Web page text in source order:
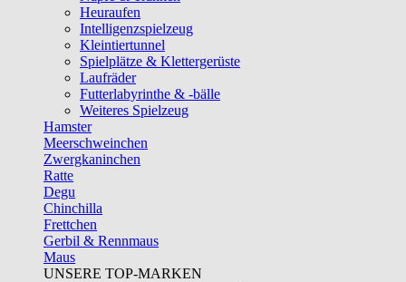
Heuraufen
Intelligenzspielzeug
Kleintiertunnel
Spielplätze & Klettergerüste
Laufräder
Futterlabyrinthe & -bälle
Weiteres Spielzeug
Hamster
Meerschweinchen
Zwergkaninchen
Ratte
Degu
Chinchilla
Frettchen
Gerbil & Rennmaus
Maus
UNSERE TOP-MARKEN